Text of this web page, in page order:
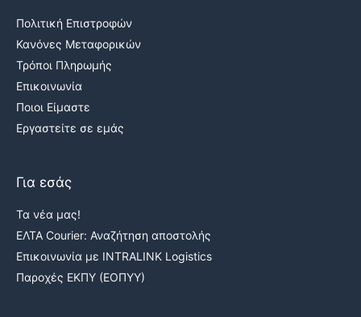
Πολιτική Επιστροφών
Κανόνες Μεταφορικών
Τρόποι Πληρωμής
Επικοινωνία
Ποιοι Είμαστε
Εργαστείτε σε εμάς
Για εσάς
Τα νέα μας!
ΕΛΤΑ Courier: Αναζήτηση αποστολής
Επικοινωνία με INTRALINK Logistics
Παροχές ΕΚΠΥ (ΕΟΠΥΥ)